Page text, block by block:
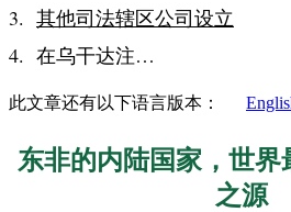
其他司法辖区公司设立
在乌干达注…
此文章还有以下语言版本：
东非的内陆国家，世界
之源